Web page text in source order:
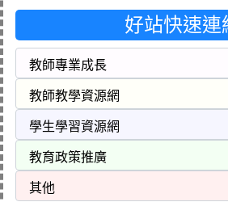
好站快速連